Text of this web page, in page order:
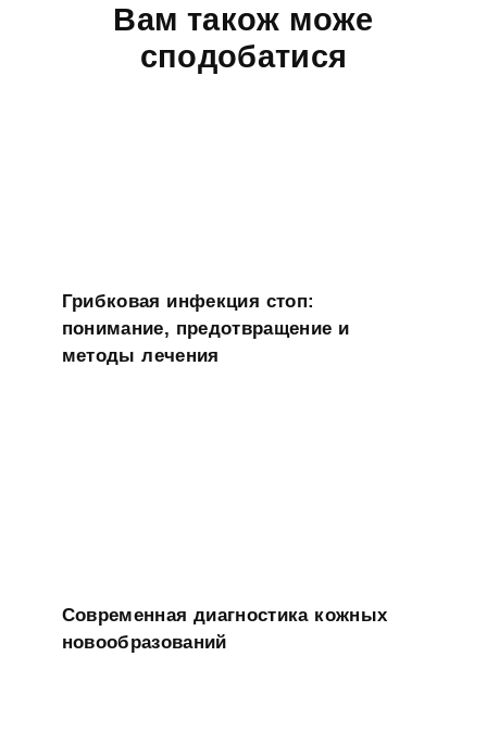
Вам також може
сподобатися
Грибковая инфекция стоп:
понимание, предотвращение и
методы лечения
Современная диагностика кожных
новообразований